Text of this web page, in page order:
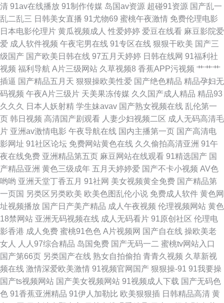
精品网 久草综合网 亚洲三极 www性另类 九九热超碰精品 日韩国产传媒 91
精东黄色 福利二页电影 欧美人妖肛交色情 亚洲日美韩AV
清 91av在线播放 91制作传媒 岛国av资源 超碰91资源 国产乱一
乱二乱三 日韩美女直播 91尤物69 蜜桃午夜激情 免费伦理电影
日本电影伦理片 黄瓜视频成人 性爱婷婷 爱豆在线看 麻豆影院爱
爱 成人软件视频 午夜宅男在线 91专区在线 狠狠干欧美 国产三
级国产 国产欧美日韩在线 97五月天婷婷 日韩在线网 91福利社
视频 福利导航 A片三级网站 久草视频8 香蕉APP污视频 艹艹艹
插逼 国产精品五月天 狠狠操欧美性爱 国产绝色精品 精品孕妇无
码视频 午夜A片三级片 天美果冻传媒 久久国产成人精品 精品93
久久久
日本人妖射精 学生妹avav 国产熟女视频在线 乱伦第一
页 韩日视频 高清国产剧观看 人妻少妇视频二区 成人无码高清毛
片 亚洲av激情电影 午夜导航在线 国内主播第一页 国产高清电
影网址 91社区论坛 免费网站黄色在线 久久偷拍高清亚洲 91午
夜在线免费 亚洲精品第五页 麻豆网站在线观看 91精选国产 国
产精品亚洲 黄色三级成年 五月天婷婷爱 国产不卡小视频 AV色
哟哟 亚洲天堂丁香五月 91社网 美女视频黄全免费 国产精品第
一页国 另类区另类欧美 欧美色图乱伦小说 免费成人软件 黄色网
址视频播放 国产日产美产精品 成人午夜视频 伦理视频网站 黄色
18禁网站 亚洲无码视频在线 成人无码看片 91原创社区 伦理电
影香港 成人免费 蜜桃91色色 A片视频网 国产自在线 操欧美老
女人
人人97综合精品 岛国免费 国产无码一二 蜜桃tv网站入口
国产第66页 另类国产在线 熟女自拍偷拍 青青久视频 久草新视
频在线 激情深爱欧美激情 91视频官网国产 狠狠操-91 91我要操
国产ts视频网站 国产美女视频网站 91视频成人下载 国产无码色
色 91香蕉亚洲精品 91伊人加勒比 欧美狠狠插 日韩精品高清 黄